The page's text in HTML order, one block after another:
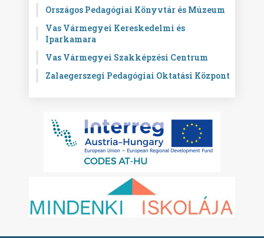
Országos Pedagógiai Könyvtár és Múzeum
Vas Vármegyei Kereskedelmi és
Iparkamara
Vas Vármegyei Szakképzési Centrum
Zalaegerszegi Pedagógiai Oktatási Központ